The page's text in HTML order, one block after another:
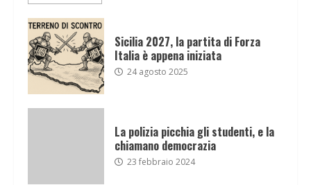
Sicilia 2027, la partita di Forza
Italia è appena iniziata
24 agosto 2025
La polizia picchia gli studenti, e la
chiamano democrazia
23 febbraio 2024